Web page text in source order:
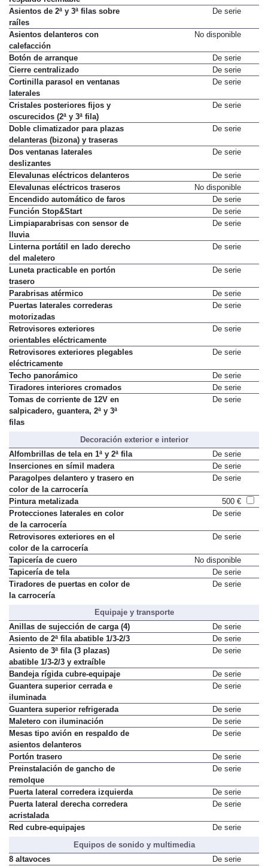
Asientos de 2ª y 3ª filas sobre
raíles
De serie
Asientos delanteros con
calefacción
No disponible
Botón de arranque
De serie
Cierre centralizado
De serie
Cortinilla parasol en ventanas
laterales
De serie
Cristales posteriores fijos y
oscurecidos (2ª y 3ª fila)
De serie
Doble climatizador para plazas
delanteras (bizona) y traseras
De serie
Dos ventanas laterales
deslizantes
De serie
Elevalunas eléctricos delanteros
De serie
Elevalunas eléctricos traseros
No disponible
Encendido automático de faros
De serie
Función Stop&Start
De serie
Limpiaparabrisas con sensor de
lluvia
De serie
Linterna portátil en lado derecho
del maletero
De serie
Luneta practicable en portón
trasero
De serie
Parabrisas atérmico
De serie
Puertas laterales correderas
motorizadas
De serie
Retrovisores exteriores
orientables eléctricamente
De serie
Retrovisores exteriores plegables
eléctricamente
De serie
Techo panorámico
De serie
Tiradores interiores cromados
De serie
Tomas de corriente de 12V en
salpicadero, guantera, 2ª y 3ª
filas
De serie
Decoración exterior e interior
Alfombrillas de tela en 1ª y 2ª fila
De serie
Inserciones en símil madera
De serie
Paragolpes delantero y trasero en
color de la carrocería
De serie
Pintura metalizada
500 €
Protecciones laterales en color
de la carrocería
De serie
Retrovisores exteriores en el
color de la carrocería
De serie
Tapicería de cuero
No disponible
Tapicería de tela
De serie
Tiradores de puertas en color de
la carrocería
De serie
Equipaje y transporte
Anillas de sujección de carga (4)
De serie
Asiento de 2ª fila abatible 1/3-2/3
De serie
Asiento de 3ª fila (3 plazas)
abatible 1/3-2/3 y extraíble
De serie
Bandeja rígida cubre-equipaje
De serie
Guantera superior cerrada e
iluminada
De serie
Guantera superior refrigerada
De serie
Maletero con iluminación
De serie
Mesas tipo avión en respaldo de
asientos delanteros
De serie
Portón trasero
De serie
Preinstalación de gancho de
remolque
De serie
Puerta lateral corredera izquierda
De serie
Puerta lateral derecha corredera
acristalada
De serie
Red cubre-equipajes
De serie
Equipos de sonido y multimedia
8 altavoces
De serie